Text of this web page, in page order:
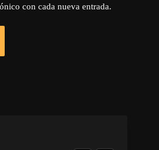
con cada nueva entrada.